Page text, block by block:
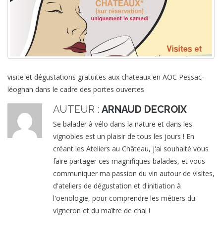
visite et dégustations gratuites aux chateaux en AOC Pessac-
léognan dans le cadre des portes ouvertes
AUTEUR : ARNAUD DECROIX
Se balader à vélo dans la nature et dans les
vignobles est un plaisir de tous les jours ! En
créant les Ateliers au Château, j'ai souhaité vous
faire partager ces magnifiques balades, et vous
communiquer ma passion du vin autour de visites,
d'ateliers de dégustation et d'initiation à
l'oenologie, pour comprendre les métiers du
vigneron et du maître de chai !